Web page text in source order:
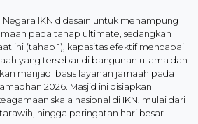
Negara IKN didesain untuk menampung
pada tahap ultimate, sedangkan
ini (tahap 1), kapasitas efektif mencapai
yang tersebar di bangunan utama dan
menjadi basis layanan jamaah pada
2026. Masjid ini disiapkan
skala nasional di IKN, mulai dari
hingga peringatan hari besar